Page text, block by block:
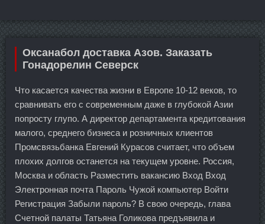
Оксанабол доставка Азов. Заказать
Гонадорелин Северск
Что касается качества жизни в Европе 10-12 веков, то
сравнивать его с современным даже в глубокой Азии
попросту глупо. А директор департамента кредитования
малого, среднего бизнеса и розничных клиентов
Промсвязьбанка Евгений Курасов считает, что объем
плохих долгов останется на текущем уровне. Россия,
Москва и область Разместить вакансию Вход Вход
Электронная почта Пароль Чужой компьютер Войти
Регистрация Забыли пароль? В свою очередь, глава
Счетной палаты Татьяна Голикова предъявила и